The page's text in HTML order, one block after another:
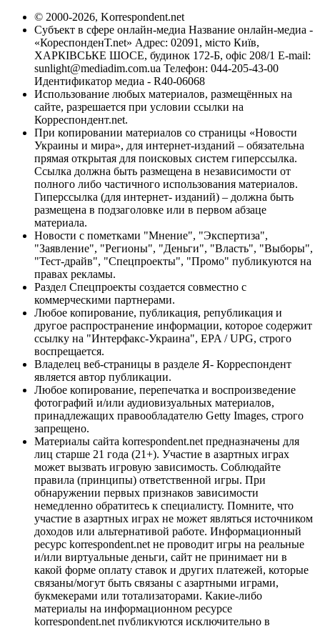
© 2000-2026, Korrespondent.net
Субъект в сфере онлайн-медиа Название онлайн-медиа -
«КореспонденТ.net» Адрес: 02091, місто Київ,
ХАРКІВСЬКЕ ШОСЕ, будинок 172-Б, офіс 208/1 E-mail:
sunlight@mediadim.com.ua Телефон: 044-205-43-00
Идентификатор медиа - R40-06068
Использование любых материалов, размещённых на
сайте, разрешается при условии ссылки на
Корреспондент.net.
При копировании материалов со страницы «Новости
Украины и мира», для интернет-изданий – обязательна
прямая открытая для поисковых систем гиперссылка.
Ссылка должна быть размещена в независимости от
полного либо частичного использования материалов.
Гиперссылка (для интернет- изданий) – должна быть
размещена в подзаголовке или в первом абзаце
материала.
Новости с пометками "Мнение", "Экспертиза",
"Заявление", "Регионы", "Деньги", "Власть", "Выборы",
"Тест-драйв", "Спецпроекты", "Промо" публикуются на
правах рекламы.
Раздел Спецпроекты создается совместно с
коммерческими партнерами.
Любое копирование, публикация, републикация и
другое распространение информации, которое содержит
ссылку на "Интерфакс-Украина", EPA / UPG, строго
воспрещается.
Владелец веб-страницы в разделе Я- Корреспондент
является автор публикации.
Любое копирование, перепечатка и воспроизведение
фотографий и/или аудиовизуальных материалов,
принадлежащих правообладателю Getty Images, строго
запрещено.
Материалы сайта korrespondent.net предназначены для
лиц старше 21 года (21+). Участие в азартных играх
может вызвать игровую зависимость. Соблюдайте
правила (принципы) ответственной игры. При
обнаружении первых признаков зависимости
немедленно обратитесь к специалисту. Помните, что
участие в азартных играх не может являться источником
доходов или альтернативой работе. Информационный
ресурс korrespondent.net не проводит игры на реальные
и/или виртуальные деньги, сайт не принимает ни в
какой форме оплату ставок и других платежей, которые
связаны/могут быть связаны с азартными играми,
букмекерами или тотализаторами. Какие-либо
материалы на информационном ресурсе
korrespondent.net публикуются исключительно в